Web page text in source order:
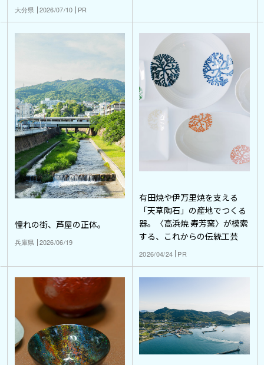
大分県 2026/07/10 PR
憧れの街、芦屋の正体。
兵庫県 2026/06/19
有田焼や伊万里焼を支える
「天草陶石」の産地でつくる
器。〈高浜焼 寿芳窯〉が模索
する、これからの伝統工芸
2026/04/24 PR